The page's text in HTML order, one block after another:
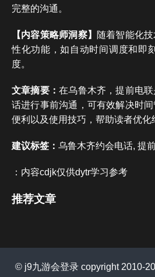
完整的沟通。
【内容策略师洞察】
随着智能化
性化功能，如自动时间调度和即
度。
文章摘要：在乌鲁木齐，提前电
话进行事前沟通，可有效解决时
便利以及使用技巧，帮助读者优化
建议标签： 乌鲁木齐约会电话, 提
：内容cdjk仅供dytr学习参考
推荐文章
© j9九游会登录 copyright 2010-